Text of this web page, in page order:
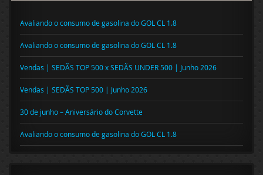
Avaliando o consumo de gasolina do GOL CL 1.8
Avaliando o consumo de gasolina do GOL CL 1.8
Vendas | SEDÃS TOP 500 x SEDÃS UNDER 500 | Junho 2026
Vendas | SEDÃS TOP 500 | Junho 2026
30 de junho – Aniversário do Corvette
Avaliando o consumo de gasolina do GOL CL 1.8